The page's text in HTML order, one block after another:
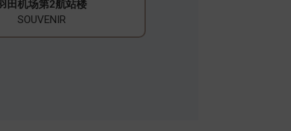
田机场第2航站楼
SOUVENIR